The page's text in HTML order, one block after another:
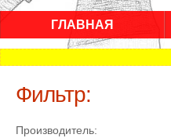
ГЛАВНАЯ
Фильтр:
Производитель: